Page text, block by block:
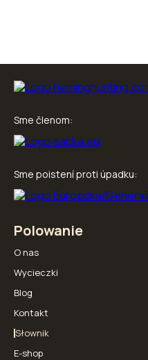
Sme členom:
Sme poistení proti úpadku:
Polowanie
O nas
Wycieczki
Blog
Kontakt
Słownik
E-shop